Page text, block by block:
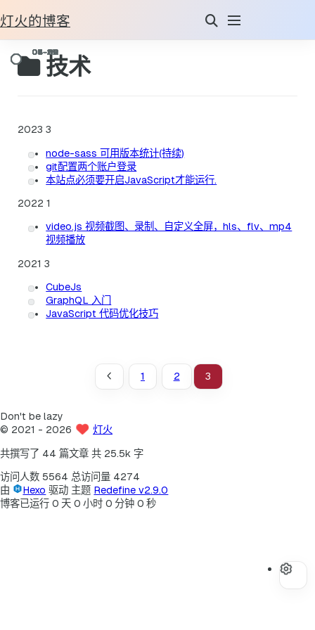
灯火的博客
技术
2023 3
node-sass 可用版本统计(持续)
git配置两个账户登录
本站点必须要开启JavaScript才能运行.
2022 1
video.js 视频截图、录制、自定义全屏，hls、flv、mp4
视频播放
2021 3
CubeJs
GraphQL 入门
JavaScript 代码优化技巧
1 2 3
Don't be lazy
© 2021 - 2026 灯火
共撰写了 44 篇文章 共 25.5k 字
访问人数 5564 总访问量 4274
由
Hexo 驱动 主题 Redefine v2.9.0
博客已运行 0 天 0 小时 0 分钟 0 秒